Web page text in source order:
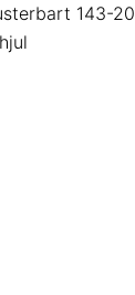
143-